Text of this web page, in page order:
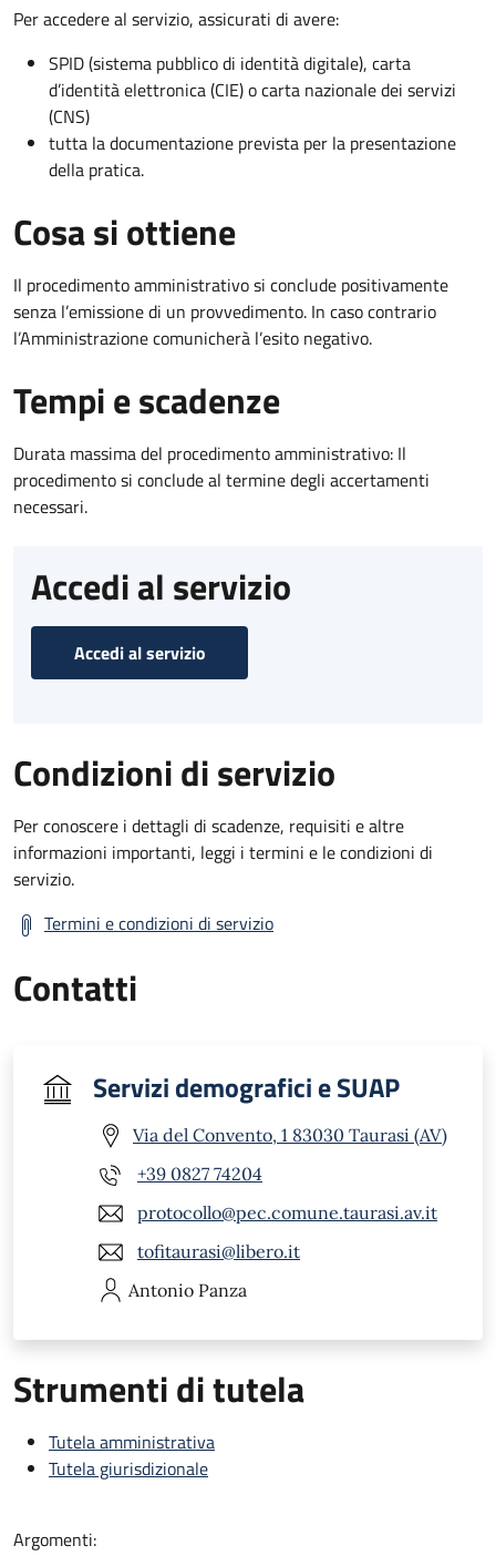
Per accedere al servizio, assicurati di avere:
SPID (sistema pubblico di identità digitale), carta
d’identità elettronica (CIE) o carta nazionale dei servizi
(CNS)
tutta la documentazione prevista per la presentazione
della pratica.
Cosa si ottiene
Il procedimento amministrativo si conclude positivamente
senza l’emissione di un provvedimento. In caso contrario
l’Amministrazione comunicherà l’esito negativo.
Tempi e scadenze
Durata massima del procedimento amministrativo: Il
procedimento si conclude al termine degli accertamenti
necessari.
Accedi al servizio
Accedi al servizio
Condizioni di servizio
Per conoscere i dettagli di scadenze, requisiti e altre
informazioni importanti, leggi i termini e le condizioni di
servizio.
Termini e condizioni di servizio
Contatti
Servizi demografici e SUAP
Via del Convento, 1 83030 Taurasi (AV)
+39 0827 74204
protocollo@pec.comune.taurasi.av.it
tofitaurasi@libero.it
Antonio Panza
Strumenti di tutela
Tutela amministrativa
Tutela giurisdizionale
Argomenti: